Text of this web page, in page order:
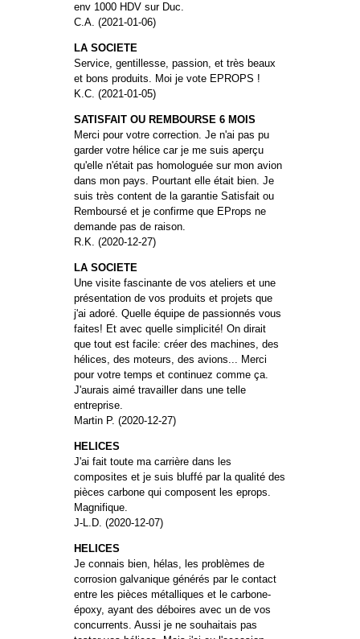
env 1000 HDV sur Duc.
C.A. (2021-01-06)
LA SOCIETE
Service, gentillesse, passion, et très beaux
et bons produits. Moi je vote EPROPS !
K.C. (2021-01-05)
SATISFAIT OU REMBOURSE 6 MOIS
Merci pour votre correction. Je n'ai pas pu
garder votre hélice car je me suis aperçu
qu'elle n'était pas homologuée sur mon avion
dans mon pays. Pourtant elle était bien. Je
suis très content de la garantie Satisfait ou
Remboursé et je confirme que EProps ne
demande pas de raison.
R.K. (2020-12-27)
LA SOCIETE
Une visite fascinante de vos ateliers et une
présentation de vos produits et projets que
j'ai adoré. Quelle équipe de passionnés vous
faites! Et avec quelle simplicité! On dirait
que tout est facile: créer des machines, des
hélices, des moteurs, des avions... Merci
pour votre temps et continuez comme ça.
J'aurais aimé travailler dans une telle
entreprise.
Martin P. (2020-12-27)
HELICES
J'ai fait toute ma carrière dans les
composites et je suis bluffé par la qualité des
pièces carbone qui composent les eprops.
Magnifique.
J-L.D. (2020-12-07)
HELICES
Je connais bien, hélas, les problèmes de
corrosion galvanique générés par le contact
entre les pièces métalliques et le carbone-
époxy, ayant des déboires avec un de vos
concurrents. Aussi je ne souhaitais pas